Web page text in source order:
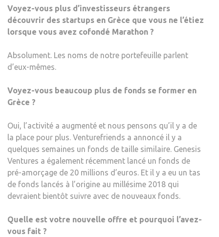
Voyez-vous plus d’investisseurs étrangers
découvrir des startups en Grèce que vous ne l’étiez
lorsque vous avez cofondé Marathon ?
Absolument. Les noms de notre portefeuille parlent
d’eux-mêmes.
Voyez-vous beaucoup plus de fonds se former en
Grèce ?
Oui, l’activité a augmenté et nous pensons qu’il y a de
la place pour plus. Venturefriends a annoncé il y a
quelques semaines un fonds de taille similaire. Genesis
Ventures a également récemment lancé un fonds de
pré-amorçage de 20 millions d’euros. Et il y a eu un tas
de fonds lancés à l’origine au millésime 2018 qui
devraient bientôt suivre avec de nouveaux fonds.
Quelle est votre nouvelle offre et pourquoi l’avez-
vous fait ?